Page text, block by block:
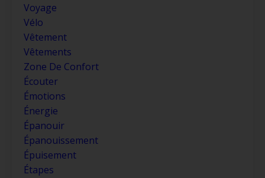
Voyage
Vélo
Vêtement
Vêtements
Zone De Confort
Écouter
Émotions
Énergie
Épanouir
Épanouissement
Épuisement
Étapes